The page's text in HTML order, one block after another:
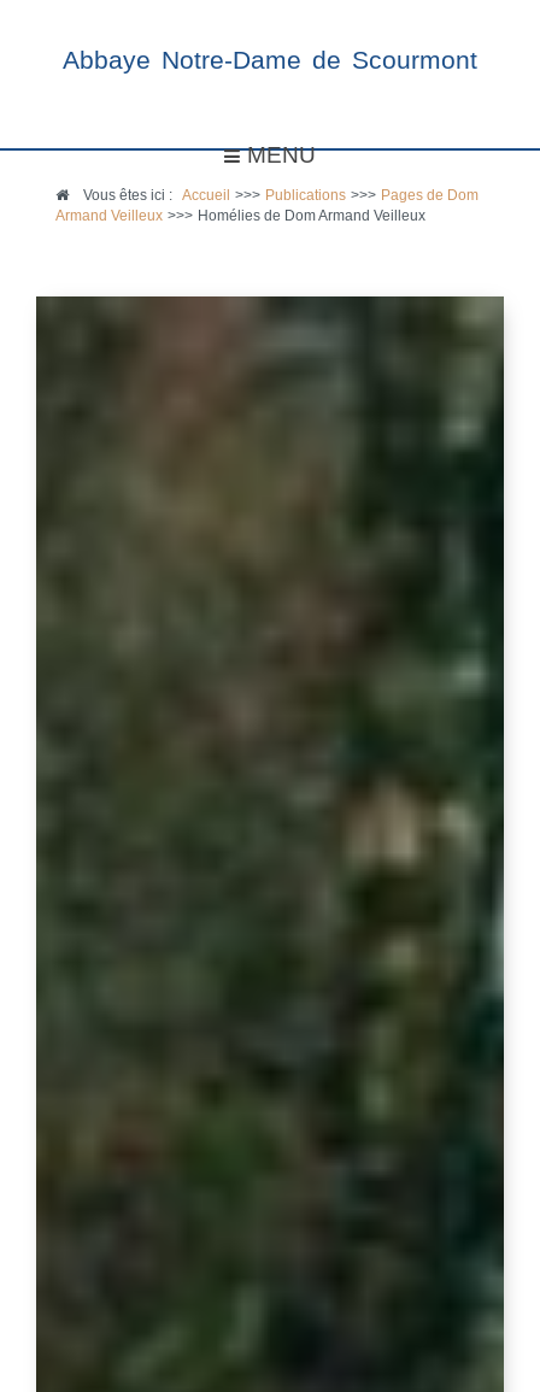
Abbaye Notre-Dame de Scourmont
MENU
Vous êtes ici :Accueil >>> Publications >>> Pages de Dom
Armand Veilleux >>> Homélies de Dom Armand Veilleux